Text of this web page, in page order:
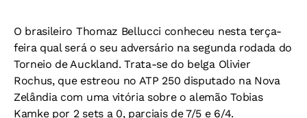
O brasileiro Thomaz Bellucci conheceu nesta terça-
feira qual será o seu adversário na segunda rodada do
Torneio de Auckland. Trata-se do belga Olivier
Rochus, que estreou no ATP 250 disputado na Nova
Zelândia com uma vitória sobre o alemão Tobias
Kamke por 2 sets a 0, parciais de 7/5 e 6/4.